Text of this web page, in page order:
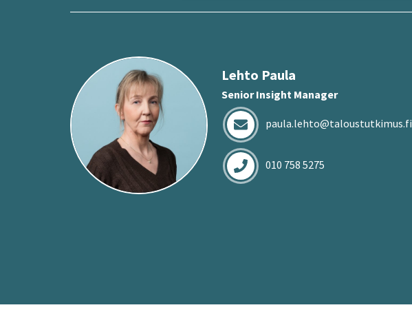
Lehto Paula
Senior Insight Manager
paula.lehto@taloustutkimus.fi
010 758 5275